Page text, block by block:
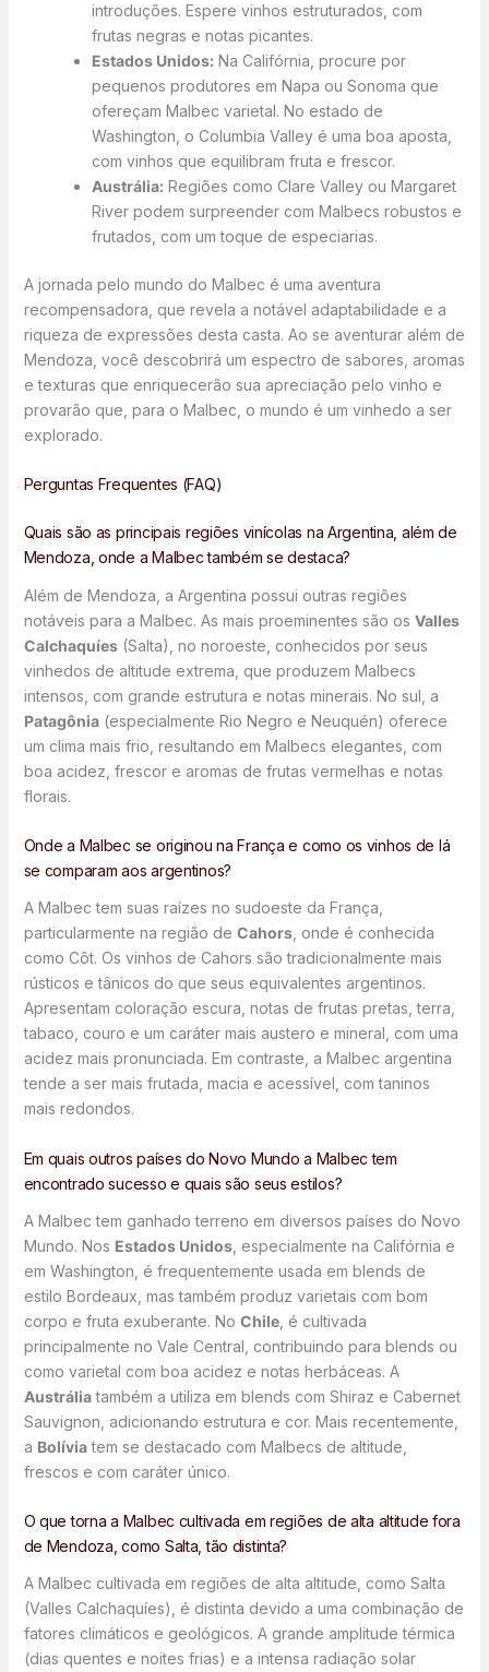
introduções. Espere vinhos estruturados, com
frutas negras e notas picantes.
Estados Unidos:Na Califórnia, procure por
pequenos produtores em Napa ou Sonoma que
ofereçam Malbec varietal. No estado de
Washington, o Columbia Valley é uma boa aposta,
com vinhos que equilibram fruta e frescor.
Austrália:Regiões como Clare Valley ou Margaret
River podem surpreender com Malbecs robustos e
frutados, com um toque de especiarias.
A jornada pelo mundo do Malbec é uma aventura
recompensadora, que revela a notável adaptabilidade e a
riqueza de expressões desta casta. Ao se aventurar além de
Mendoza, você descobrirá um espectro de sabores, aromas
e texturas que enriquecerão sua apreciação pelo vinho e
provarão que, para o Malbec, o mundo é um vinhedo a ser
explorado.
Perguntas Frequentes (FAQ)
Quais são as principais regiões vinícolas na Argentina, além de
Mendoza, onde a Malbec também se destaca?
Além de Mendoza, a Argentina possui outras regiões
notáveis para a Malbec. As mais proeminentes são os Valles
Calchaquíes(Salta), no noroeste, conhecidos por seus
vinhedos de altitude extrema, que produzem Malbecs
intensos, com grande estrutura e notas minerais. No sul, a
Patagônia(especialmente Rio Negro e Neuquén) oferece
um clima mais frio, resultando em Malbecs elegantes, com
boa acidez, frescor e aromas de frutas vermelhas e notas
florais.
Onde a Malbec se originou na França e como os vinhos de lá
se comparam aos argentinos?
A Malbec tem suas raízes no sudoeste da França,
particularmente na região de Cahors, onde é conhecida
como Côt. Os vinhos de Cahors são tradicionalmente mais
rústicos e tânicos do que seus equivalentes argentinos.
Apresentam coloração escura, notas de frutas pretas, terra,
tabaco, couro e um caráter mais austero e mineral, com uma
acidez mais pronunciada. Em contraste, a Malbec argentina
tende a ser mais frutada, macia e acessível, com taninos
mais redondos.
Em quais outros países do Novo Mundo a Malbec tem
encontrado sucesso e quais são seus estilos?
A Malbec tem ganhado terreno em diversos países do Novo
Mundo. Nos Estados Unidos, especialmente na Califórnia e
em Washington, é frequentemente usada em blends de
estilo Bordeaux, mas também produz varietais com bom
corpo e fruta exuberante. No Chile, é cultivada
principalmente no Vale Central, contribuindo para blends ou
como varietal com boa acidez e notas herbáceas. A
Austráliatambém a utiliza em blends com Shiraz e Cabernet
Sauvignon, adicionando estrutura e cor. Mais recentemente,
a Bolíviatem se destacado com Malbecs de altitude,
frescos e com caráter único.
O que torna a Malbec cultivada em regiões de alta altitude fora
de Mendoza, como Salta, tão distinta?
A Malbec cultivada em regiões de alta altitude, como Salta
(Valles Calchaquíes), é distinta devido a uma combinação de
fatores climáticos e geológicos. A grande amplitude térmica
(dias quentes e noites frias) e a intensa radiação solar